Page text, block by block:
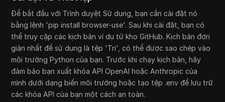
Để bắt đầu với Trình duyệt Sử dụng, bạn cần cài đặt nó
bằng lệnh 'pip install browser-use'. Sau khi cài đặt, bạn có
thể truy cập các kịch bản ví dụ từ kho GitHub. Kịch bản đơn
giản nhất để sử dụng là tệp 'Tri', có thể được sao chép vào
môi trường Python của bạn. Trước khi chạy kịch bản, hãy
đảm bảo bạn xuất khóa API OpenAI hoặc Anthropic của
mình dưới dạng biến môi trường hoặc tạo tệp .env để lưu trữ
các khóa API của bạn một cách an toàn.